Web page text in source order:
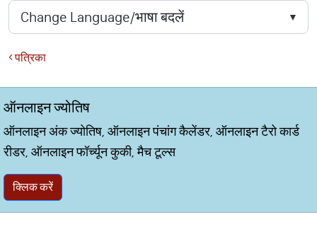
पत्रिका
ऑनलाइन ज्योतिष
ऑनलाइन अंक ज्योतिष, ऑनलाइन पंचांग कैलेंडर, ऑनलाइन टैरो कार्ड
रीडर, ऑनलाइन फॉर्च्यून कुकी, मैच टूल्स
क्लिक करें